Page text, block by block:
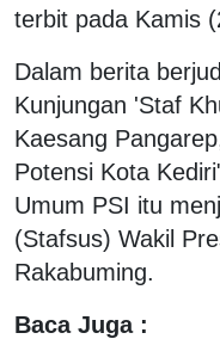
terbit pada Kamis
Dalam berita
Kunjungan 'Staf
Kaesang
Potensi Kota
Umum PSI itu
(Stafsus) Wakil
Rakabuming.
Baca Juga :